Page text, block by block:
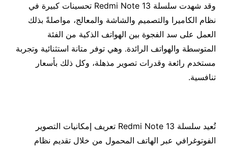
وقد شهدت سلسلة Redmi Note 13 تحسينات كبيرة في
نظام الكاميرا والتصميم والشاشة والمعالج، مواصلةً بذلك
العمل على سد الفجوة بين الهواتف الذكية من الفئة
المتوسطة والهواتف الرائدة. وهي توفر متانة استثنائية وتجربة
مستخدم رائعة وقدرات تصوير مذهلة، وكل ذلك بأسعار
تنافسية.
تُعيد سلسلة Redmi Note 13 تعريف إمكانيات التصوير
الفوتوغرافي عبر الهاتف المحمول من خلال تقديم نظام